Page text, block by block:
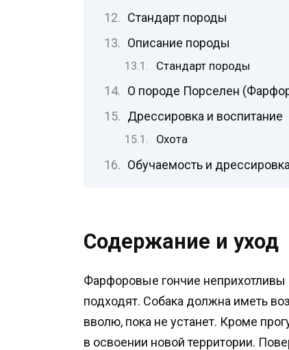
Стандарт породы
Описание породы
Стандарт породы
О породе Порселен
Дрессировка и воспитание
Охота
Обучаемость и дрессировка
Содержание и уход
Фарфоровые гончие неприхотливы
подходят. Собака должна иметь
вволю, пока не устанет. Кроме
в освоении новой территории.